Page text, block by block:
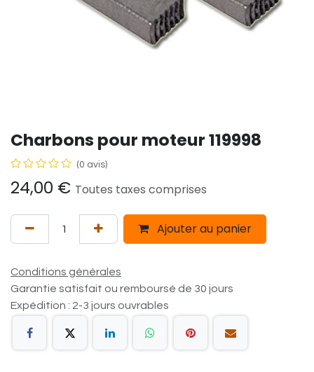
Charbons pour moteur 119998
(0 avis)
24,00 € Toutes taxes comprises
Ajouter au panier
Conditions générales
Garantie satisfait ou remboursé de 30 jours
Expédition : 2-3 jours ouvrables